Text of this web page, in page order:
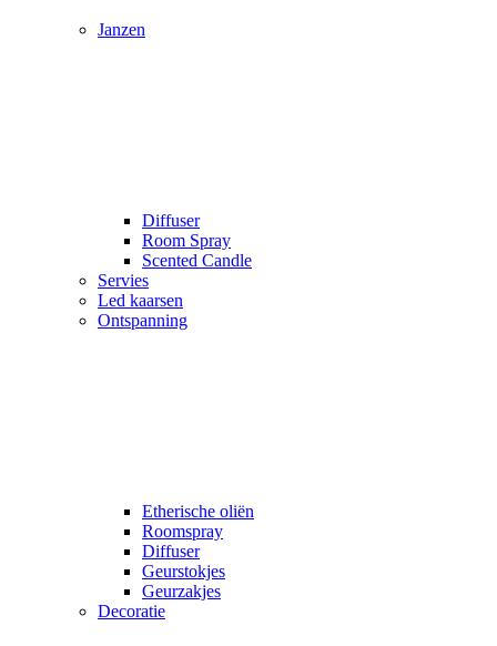
Janzen
Diffuser
Room Spray
Scented Candle
Servies
Led kaarsen
Ontspanning
Etherische oliën
Roomspray
Diffuser
Geurstokjes
Geurzakjes
Decoratie